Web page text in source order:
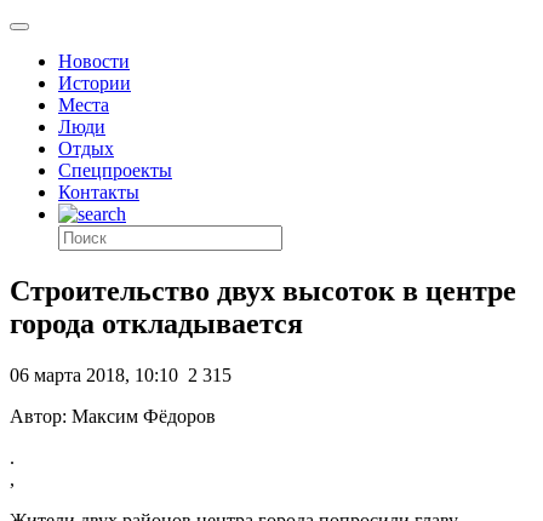
Новости
Истории
Места
Люди
Отдых
Спецпроекты
Контакты
Строительство двух высоток в центре
города откладывается
06 марта 2018, 10:10 2 315
Автор: Максим Фёдоров
.
,